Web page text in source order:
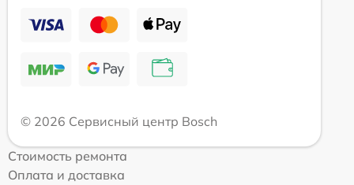
© 2026 Сервисный центр Bosch
Стоимость ремонта
Оплата и доставка